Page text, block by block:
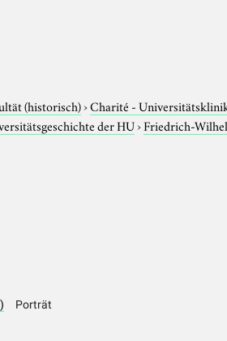
(historisch)›Charité -
der HU›Friedrich-
Porträt